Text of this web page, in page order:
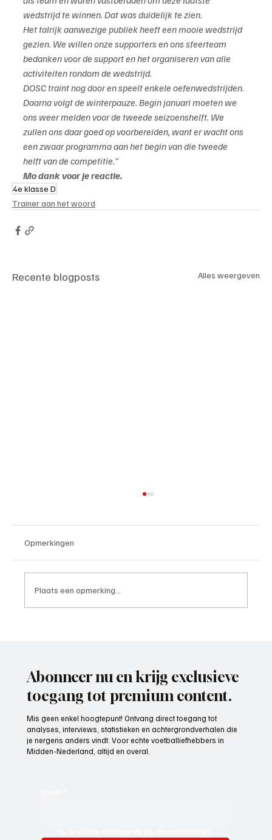
wedstrijd te winnen. Dat was duidelijk te zien.
Het talrijk aanwezige publiek heeft een mooie wedstrijd
gezien. We willen onze supporters en ons sfeerteam
bedanken voor de support en het organiseren van alle
activiteiten rondom de wedstrijd.
DOSC traint nog door en speelt enkele oefenwedstrijden.
Daarna volgt de winterpauze. Begin januari moeten we
ons weer melden voor de tweede seizoenshelft. We
zullen ons daar goed op voorbereiden, want er wacht ons
een zwaar programma aan het begin van die tweede
helft van de competitie."
Mo dank voor je reactie.
4e klasse D
Trainer aan het woord
Recente blogposts Alles weergeven
Opmerkingen
Plaats een opmerking...
Abonneer nu en krijg exclusieve
toegang tot premium content.
Mis geen enkel hoogtepunt! Ontvang direct toegang tot
analyses, interviews, statistieken en achtergrondverhalen die
je nergens anders vindt. Voor echte voetballiefhebbers in
Midden-Nederland, altijd en overal.